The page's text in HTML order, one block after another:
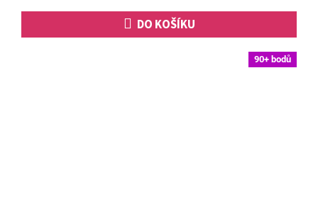
DO KOŠÍKU
90+ bodů